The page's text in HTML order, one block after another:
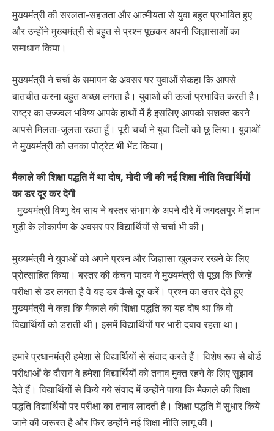
मुख्यमंत्री की सरलता-सहजता और आत्मीयता से युवा बहुत प्रभावित हुए
और उन्होंने मुख्यमंत्री से बहुत से प्रश्न पूछकर अपनी जिज्ञासाओं का
समाधान किया।
मुख्यमंत्री ने चर्चा के समापन के अवसर पर युवाओं सेकहा कि आपसे
बातचीत करना बहुत अच्छा लगता है। युवाओं की ऊर्जा प्रभावित करती है।
राष्ट्र का उज्ज्वल भविष्य आपके हाथों में है इसलिए आपको सशक्त करने
आपसे मिलता-जुलता रहता हूँ। पूरी चर्चा ने युवा दिलों को छू लिया। युवाओं
ने मुख्यमंत्री को उनका पोट्रेट भी भेंट किया।
मैकाले की शिक्षा पद्धति में था दोष, मोदी जी की नई शिक्षा नीति विद्यार्थियों
का डर दूर कर देगी
मुख्यमंत्री विष्णु देव साय ने बस्तर संभाग के अपने दौरे में जगदलपुर में ज्ञान
गुड़ी के लोकार्पण के अवसर पर विद्यार्थियों से चर्चा भी की।
मुख्यमंत्री ने युवाओं को अपने प्रश्न और जिज्ञासा खुलकर रखने के लिए
प्रोत्साहित किया। बस्तर की कंचन यादव ने मुख्यमंत्री से पूछा कि जिन्हें
परीक्षा से डर लगता है वे यह डर कैसे दूर करें। प्रश्न का उत्तर देते हुए
मुख्यमंत्री ने कहा कि मैकाले की शिक्षा पद्धति का यह दोष था कि वो
विद्यार्थियों को डराती थी। इसमें विद्यार्थियों पर भारी दबाव रहता था।
हमारे प्रधानमंत्री हमेशा से विद्यार्थियों से संवाद करते हैं। विशेष रूप से बोर्ड
परीक्षाओं के दौरान वे हमेशा विद्यार्थियों को तनाव मुक्त रहने के लिए सुझाव
देते हैं। विद्यार्थियों से किये गये संवाद में उन्होंने पाया कि मैकाले की शिक्षा
पद्धति विद्यार्थियों पर परीक्षा का तनाव लादती है। शिक्षा पद्धति में सुधार किये
जाने की जरूरत है और फिर उन्होंने नई शिक्षा नीति लागू की।